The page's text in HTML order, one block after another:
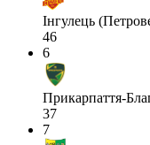
Інгулець
46
6
Прикарпаття-
37
7